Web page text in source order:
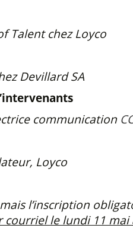
chez Loyco
SA
communication
Loyco
l’inscription
le lundi 11 mai